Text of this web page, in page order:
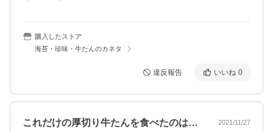
購入したストア
海苔・珍味・牛たんのカネタ
違反報告 いいね 0
これだけの厚切り牛たんを食べたのは、初… 2021/11/27